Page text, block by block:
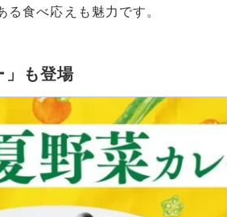
食べ応えも魅力です。
」も登場